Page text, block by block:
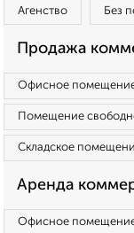
Агенство Без
Продажа
Офисное
Помещение
Складское
Аренда
Офисное